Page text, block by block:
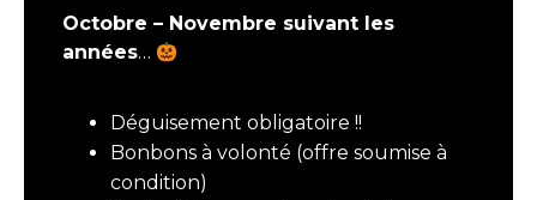
Octobre – Novembre suivant les
années…
Déguisement obligatoire !!
Bonbons à volonté (offre soumise à
condition)